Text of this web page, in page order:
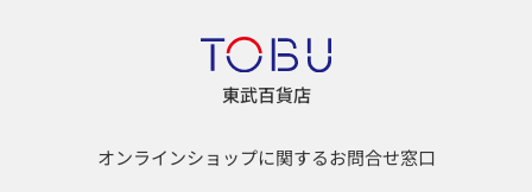
東武百貨店
オンラインショップに関するお問合せ窓口